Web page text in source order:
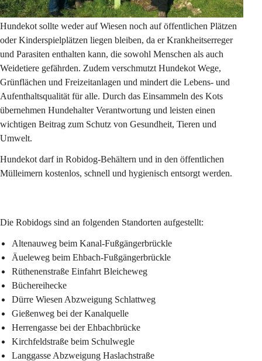
Hundekot sollte weder auf Wiesen noch auf öffentlichen Plätzen
oder Kinderspielplätzen liegen bleiben, da er Krankheitserreger
und Parasiten enthalten kann, die sowohl Menschen als auch
Weidetiere gefährden. Zudem verschmutzt Hundekot Wege,
Grünflächen und Freizeitanlagen und mindert die Lebens- und
Aufenthaltsqualität für alle. Durch das Einsammeln des Kots
übernehmen Hundehalter Verantwortung und leisten einen
wichtigen Beitrag zum Schutz von Gesundheit, Tieren und
Umwelt.
Hundekot darf in Robidog-Behältern und in den öffentlichen
Mülleimern kostenlos, schnell und hygie­nisch entsorgt werden.
Die Robidogs sind an folgenden Standorten aufgestellt:
Altenauweg beim Kanal-Fußgängerbrückle
Äueleweg beim Ehbach-Fußgängerbrückle
Rüthenenstraße Einfahrt Bleicheweg
Büchereihecke
Dürre Wiesen Abzweigung Schlattweg
Gießenweg bei der Kanalquelle
Herrengasse bei der Ehbachbrücke
Kirchfeldstraße beim Schulwegle
Langgasse Abzweigung Haslachstraße